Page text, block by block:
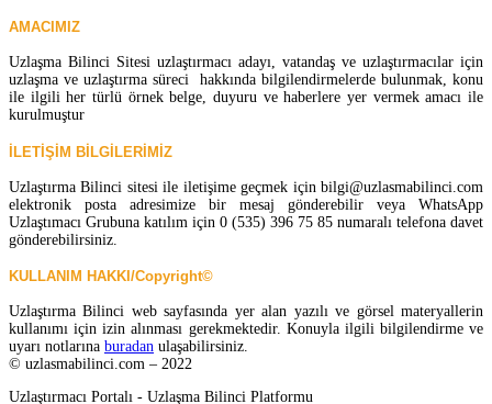
AMACIMIZ
Uzlaşma Bilinci Sitesi uzlaştırmacı adayı, vatandaş ve uzlaştırmacılar için
uzlaşma ve uzlaştırma süreci hakkında bilgilendirmelerde bulunmak, konu
ile ilgili her türlü örnek belge, duyuru ve haberlere yer vermek amacı ile
kurulmuştur
İLETİŞİM BİLGİLERİMİZ
Uzlaştırma Bilinci sitesi ile iletişime geçmek için bilgi@uzlasmabilinci.com
elektronik posta adresimize bir mesaj gönderebilir veya WhatsApp
Uzlaştımacı Grubuna katılım için 0 (535) 396 75 85 numaralı telefona davet
gönderebilirsiniz.
KULLANIM HAKKI/Copyright©
Uzlaştırma Bilinci web sayfasında yer alan yazılı ve görsel materyallerin
kullanımı için izin alınması gerekmektedir. Konuyla ilgili bilgilendirme ve
uyarı notlarına buradan ulaşabilirsiniz.
© uzlasmabilinci.com – 2022
Uzlaştırmacı Portalı - Uzlaşma Bilinci Platformu